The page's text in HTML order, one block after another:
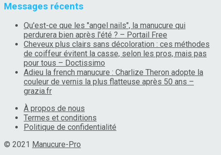
Messages récents
Qu'est-ce que les "angel nails", la manucure qui
perdurera bien après l'été ? – Portail Free
Cheveux plus clairs sans décoloration : ces méthodes
de coiffeur évitent la casse, selon les pros, mais pas
pour tous – Doctissimo
Adieu la french manucure : Charlize Theron adopte la
couleur de vernis la plus flatteuse après 50 ans –
grazia.fr
À propos de nous
Termes et conditions
Politique de confidentialité
© 2021 Manucure-Pro